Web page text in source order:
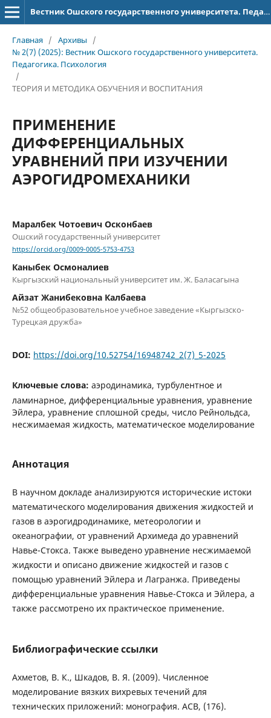
Вестник Ошского государственного университета. Педагогика. Психология
Главная / Архивы
/
№ 2(7) (2025): Вестник Ошского государственного университета.
Педагогика. Психология
/
ТЕОРИЯ И МЕТОДИКА ОБУЧЕНИЯ И ВОСПИТАНИЯ
ПРИМЕНЕНИЕ
ДИФФЕРЕНЦИАЛЬНЫХ
УРАВНЕНИЙ ПРИ ИЗУЧЕНИИ
АЭРОГИДРОМЕХАНИКИ
Маралбек Чотоевич Осконбаев
Ошский государственный университет
https://orcid.org/0009-0005-5753-4753
Каныбек Осмоналиев
Кыргызский национальный университет им. Ж. Баласагына
Айзат Жанибековна Калбаева
№52 общеобразовательное учебное заведение «Кыргызско-
Турецкая дружба»
DOI: https://doi.org/10.52754/16948742_2(7)_5-2025
Ключевые слова: аэродинамика, турбулентное и
ламинарное, дифференциальные уравнения, уравнение
Эйлера, уравнение сплошной среды, число Рейнольдса,
несжимаемая жидкость, математическое моделирование
Аннотация
В научном докладе анализируются исторические истоки
математического моделирования движения жидкостей и
газов в аэрогидродинамике, метеорологии и
океанографии, от уравнений Архимеда до уравнений
Навье-Стокса. Также выведено уравнение несжимаемой
жидкости и описано движение жидкостей и газов с
помощью уравнений Эйлера и Лагранжа. Приведены
дифференциальные уравнения Навье-Стокса и Эйлера, а
также рассмотрено их практическое применение.
Библиографические ссылки
Ахметов, В. К., Шкадов, В. Я. (2009). Численное
моделирование вязких вихревых течений для
технических приложений: монография. АСВ, (176).